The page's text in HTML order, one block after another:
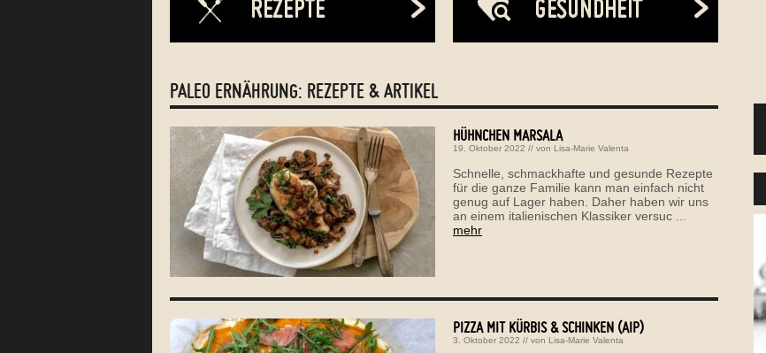
PALEO ERNÄHRUNG: REZEPTE & ARTIKEL
HÜHNCHEN MARSALA
19. Oktober 2022 // von Lisa-Marie Valenta
Schnelle, schmackhafte und gesunde Rezepte
für die ganze Familie kann man einfach nicht
genug auf Lager haben. Daher haben wir uns
an einem italienischen Klassiker versuc ...
mehr
PIZZA MIT KÜRBIS & SCHINKEN (AIP)
3. Oktober 2022 // von Lisa-Marie Valenta